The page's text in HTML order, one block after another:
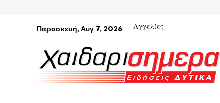
Παρασκευή, Αυγ 7, 2026 Αγγελίες